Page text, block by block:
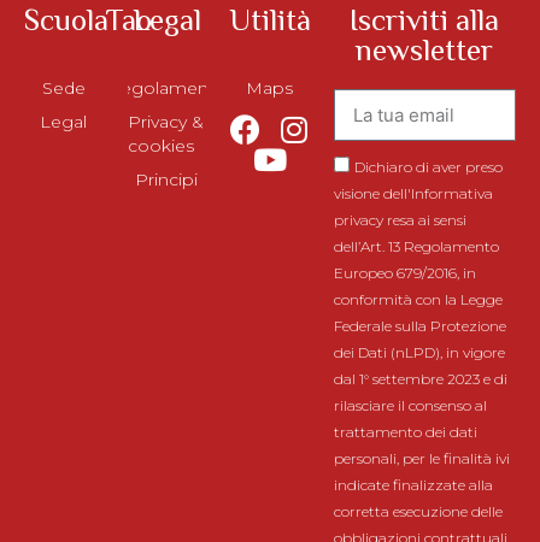
ScuolaTao
Sede
Legal
Legal
Regolamento
Privacy &
cookies
Principi
Utilità
Maps
Iscriviti alla
newsletter
Dichiaro di aver preso
visione dell'Informativa
privacy resa ai sensi
dell’Art. 13 Regolamento
Europeo 679/2016, in
conformità con la Legge
Federale sulla Protezione
dei Dati (nLPD), in vigore
dal 1° settembre 2023 e di
rilasciare il consenso al
trattamento dei dati
personali, per le finalità ivi
indicate finalizzate alla
corretta esecuzione delle
obbligazioni contrattuali.